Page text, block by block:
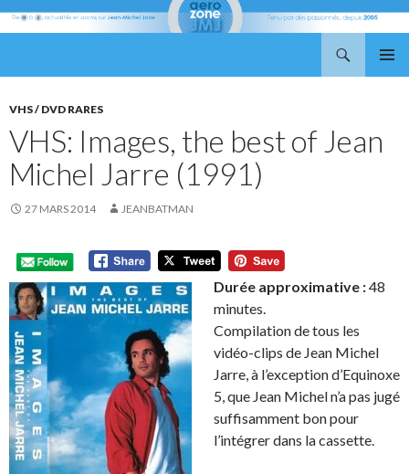
CONTENU
VHS / DVD RARES
VHS: Images, the best of Jean
Michel Jarre (1991)
27 MARS 2014 JEANBATMAN
Durée approximative :48
minutes.
Compilation de tous les
vidéo-clips de Jean Michel
Jarre, à l’exception d’Equinoxe
5, que Jean Michel n’a pas jugé
suffisamment bon pour
l’intégrer dans la cassette.